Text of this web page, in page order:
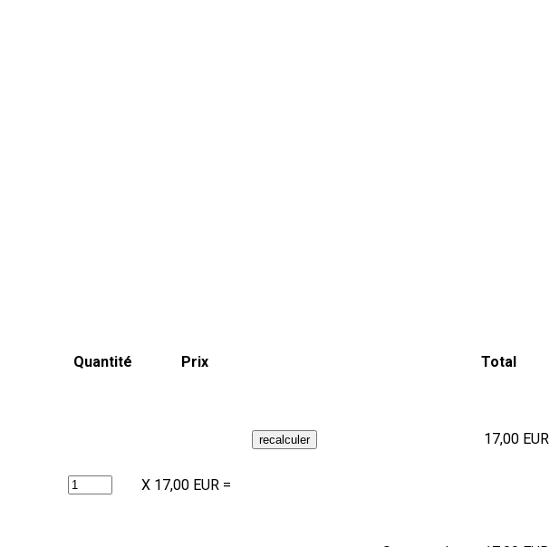
Quantité Prix Total
X 17,00 EUR =
17,00 EUR